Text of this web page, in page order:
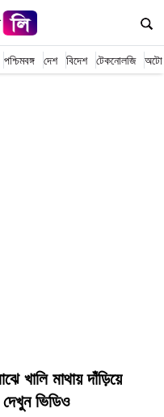
পশ্চিমবঙ্গ দেশ বিদেশ টেকনোলজি অটো
খালি মাথায় দাঁড়িয়ে
দেখুন ভিডিও